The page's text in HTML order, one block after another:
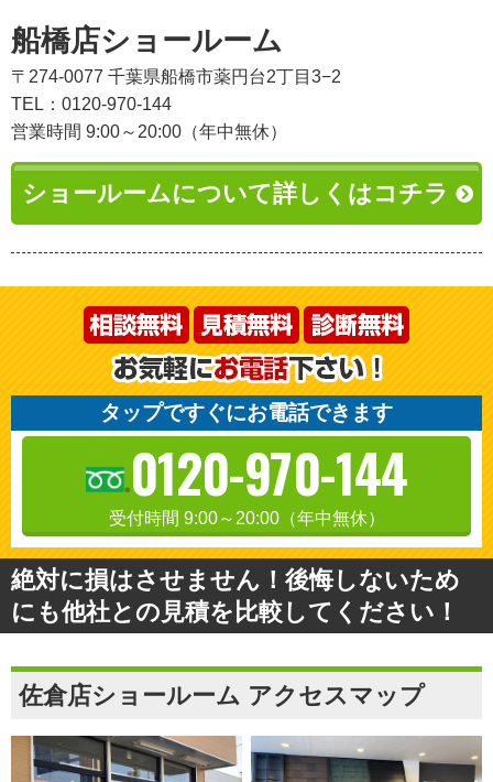
船橋店ショールーム
〒274-0077 千葉県船橋市薬円台2丁目3−2
TEL：0120-970-144
営業時間 9:00～20:00（年中無休）
ショールームについて詳しくはコチラ
タップですぐにお電話できます
0120-970-144
受付時間 9:00～20:00（年中無休）
絶対に損はさせません！後悔しないため
にも他社との見積を比較してください！
佐倉店ショールーム アクセスマップ